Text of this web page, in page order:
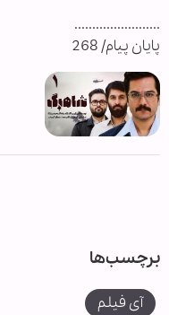
........................
پایان پیام/ 268
برچسب‌ها
آی فیلم